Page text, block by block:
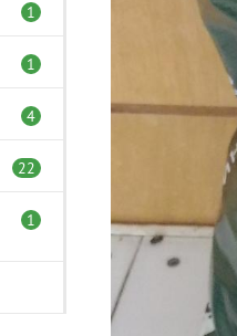
1
1
4
22
1